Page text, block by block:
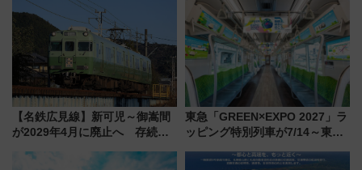
で都心から約1時間半で夏の絶景
は2026年で引退
【名鉄広見線】新可児～御嵩間
が2029年4月に廃止へ 存続協
東急「GREEN×EXPO 2027」ラ
ッピング特別列車が7/14～東
ー！ 注目の編成やデザインまと